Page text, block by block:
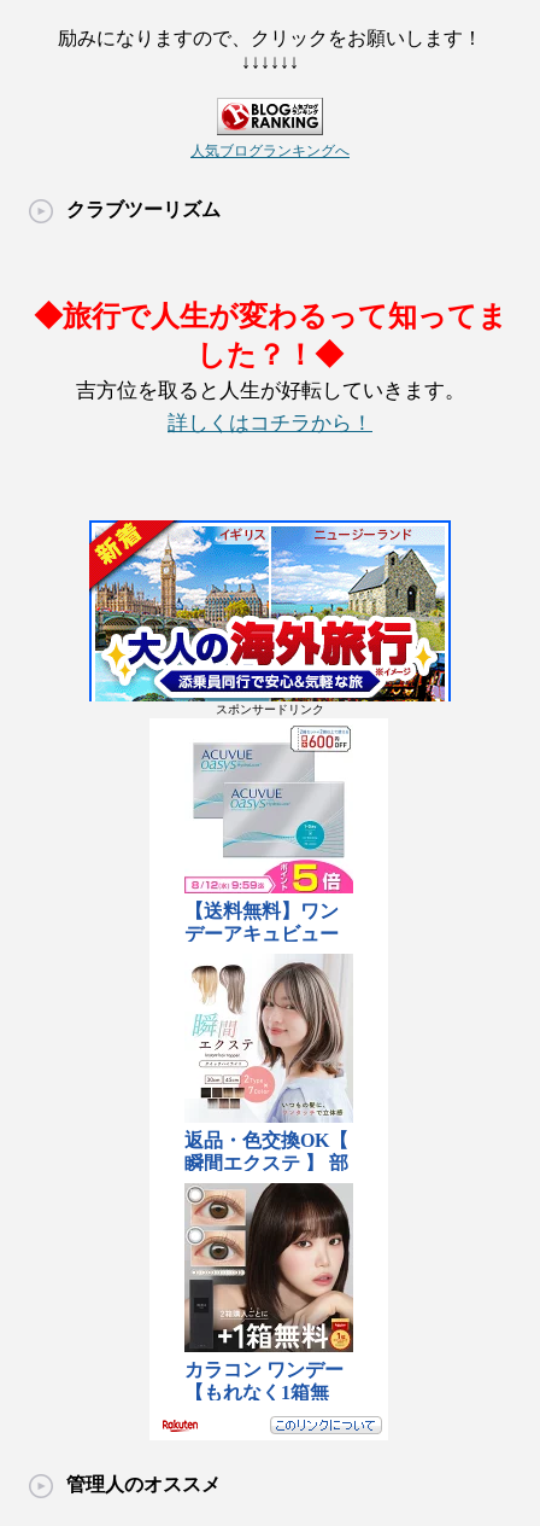
励みになりますので、クリックをお願いします！
↓↓↓↓↓↓
人気ブログランキングへ
クラブツーリズム
◆旅行で人生が変わるって知ってま
した？！◆
吉方位を取ると人生が好転していきます。
詳しくはコチラから！
スポンサードリンク
管理人のオススメ